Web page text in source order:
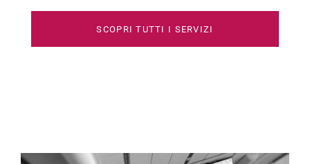
SCOPRI TUTTI I SERVIZI